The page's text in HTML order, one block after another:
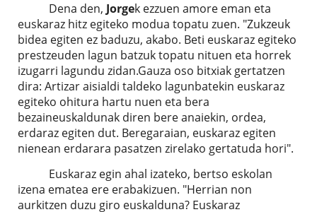
Dena den, Jorgek ezzuen amore eman eta
euskaraz hitz egiteko modua topatu zuen. "Zukzeuk
bidea egiten ez baduzu, akabo. Beti euskaraz egiteko
prestzeuden lagun batzuk topatu nituen eta horrek
izugarri lagundu zidan.Gauza oso bitxiak gertatzen
dira: Artizar aisialdi taldeko lagunbatekin euskaraz
egiteko ohitura hartu nuen eta bera
bezaineuskaldunak diren bere anaiekin, ordea,
erdaraz egiten dut. Beregaraian, euskaraz egiten
nienean erdarara pasatzen zirelako gertatuda hori".
Euskaraz egin ahal izateko, bertso eskolan
izena ematea ere erabakizuen. "Herrian non
aurkitzen duzu giro euskalduna? Euskaraz